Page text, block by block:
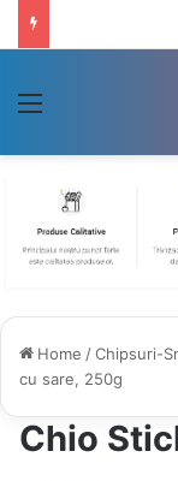
Menu
Home /Chipsuri-
cu sare, 250g
Chio